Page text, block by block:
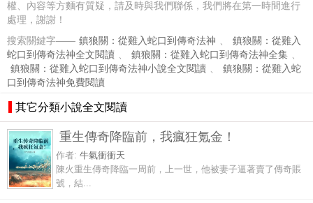
權、內容等方麵有質疑，請及時與我們聯係，我們將在第一時間進行
處理，謝謝！
搜索關鍵字—— 鎮狼關：從雞入蛇口到傳奇法神 、
鎮狼關：從雞入
蛇口到傳奇法神全文閱讀 、 鎮狼關：從雞入蛇口到傳奇法神全集 、
鎮狼關：從雞入蛇口到傳奇法神小說全文閱讀 、
鎮狼關：從雞入蛇
口到傳奇法神免費閱讀
其它分類小說全文閱讀
重生傳奇降臨前，我瘋狂氪金！
作者: 牛氣衝衝天
陳火重生傳奇降臨一周前，上一世，他被妻子逼著賣了傳奇賬
號，結...